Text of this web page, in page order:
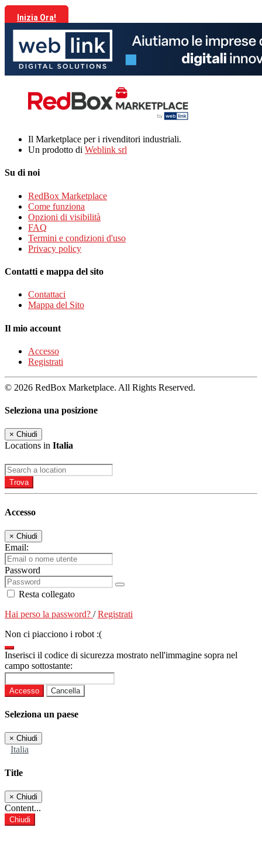
Inizia Ora!
Il Marketplace per i rivenditori industriali.
Un prodotto di Weblink srl
Su di noi
RedBox Marketplace
Come funziona
Opzioni di visibilità
FAQ
Termini e condizioni d'uso
Privacy policy
Contatti e mappa del sito
Contattaci
Mappa del Sito
Il mio account
Accesso
Registrati
© 2026 RedBox Marketplace. All Rights Reserved.
Seleziona una posizione
× Chiudi
Locations in Italia
Trova
Accesso
× Chiudi
Email:
Password
Resta collegato
Hai perso la password? /Registrati
Non ci piacciono i robot :(
Inserisci il codice di sicurezza mostrato nell'immagine sopra nel
campo sottostante:
Accesso Cancella
Seleziona un paese
× Chiudi
Italia
Title
× Chiudi
Content...
Chiudi